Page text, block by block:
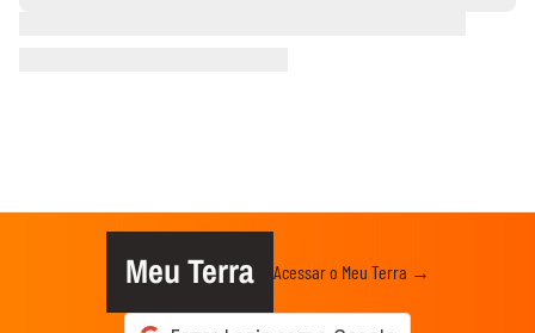
Meu Terra Acessar o Meu Terra →